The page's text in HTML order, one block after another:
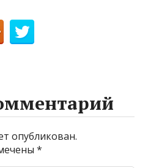
опубликован.
*